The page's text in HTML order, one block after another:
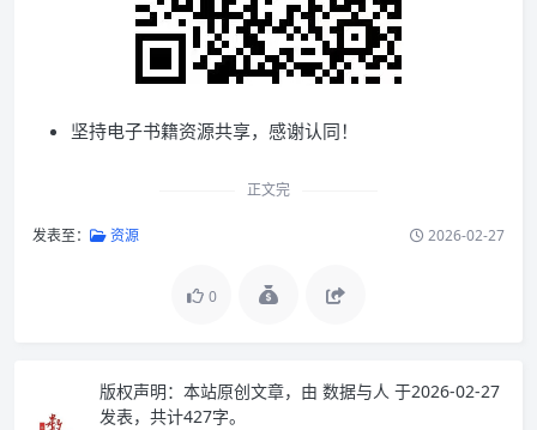
坚持电子书籍资源共享，感谢认同！
正文完
发表至： 资源 2026-02-27
0
版权声明： 本站原创文章，由 数据与人 于2026-02-27
发表，共计427字。